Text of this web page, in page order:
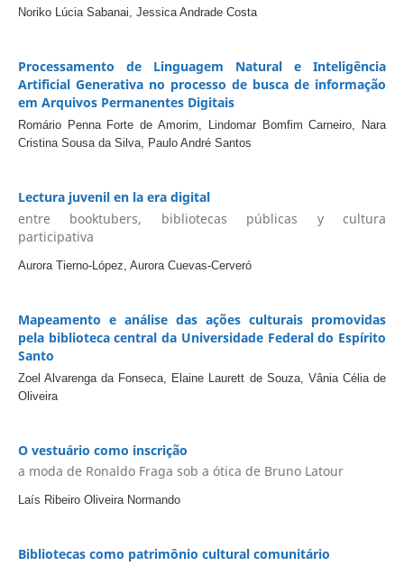
Noriko Lúcia Sabanai, Jessica Andrade Costa
Processamento de Linguagem Natural e Inteligência
Artificial Generativa no processo de busca de informação
em Arquivos Permanentes Digitais
Romário Penna Forte de Amorim, Lindomar Bomfim Carneiro, Nara
Cristina Sousa da Silva, Paulo André Santos
Lectura juvenil en la era digital
entre booktubers, bibliotecas públicas y cultura
participativa
Aurora Tierno-López, Aurora Cuevas-Cerveró
Mapeamento e análise das ações culturais promovidas
pela biblioteca central da Universidade Federal do Espírito
Santo
Zoel Alvarenga da Fonseca, Elaine Laurett de Souza, Vânia Célia de
Oliveira
O vestuário como inscrição
a moda de Ronaldo Fraga sob a ótica de Bruno Latour
Laís Ribeiro Oliveira Normando
Bibliotecas como patrimônio cultural comunitário